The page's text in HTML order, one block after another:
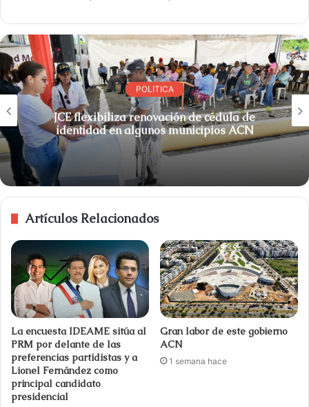
POLITICA
JCE flexibiliza renovación de cédula de
identidad en algunos municipios ACN
Artículos Relacionados
La encuesta IDEAME sitúa al
PRM por delante de las
preferencias partidistas y a
Lionel Fernández como
principal candidato
presidencial
Gran labor de este gobierno
ACN
1 semana hace